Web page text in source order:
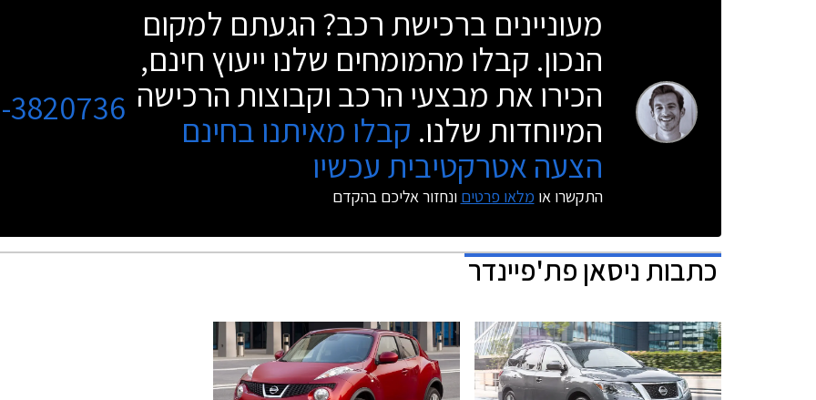
מעוניינים ברכישת רכב? הגעתם למקום
הנכון. קבלו מהמומחים שלנו ייעוץ חינם,
הכירו את מבצעי הרכב וקבוצות הרכישה
המיוחדות שלנו. קבלו מאיתנו בחינם
הצעה אטרקטיבית עכשיו
התקשרו או מלאו פרטים ונחזור אליכם בהקדם
3820736
כתבותניסאן פת'פיינדר